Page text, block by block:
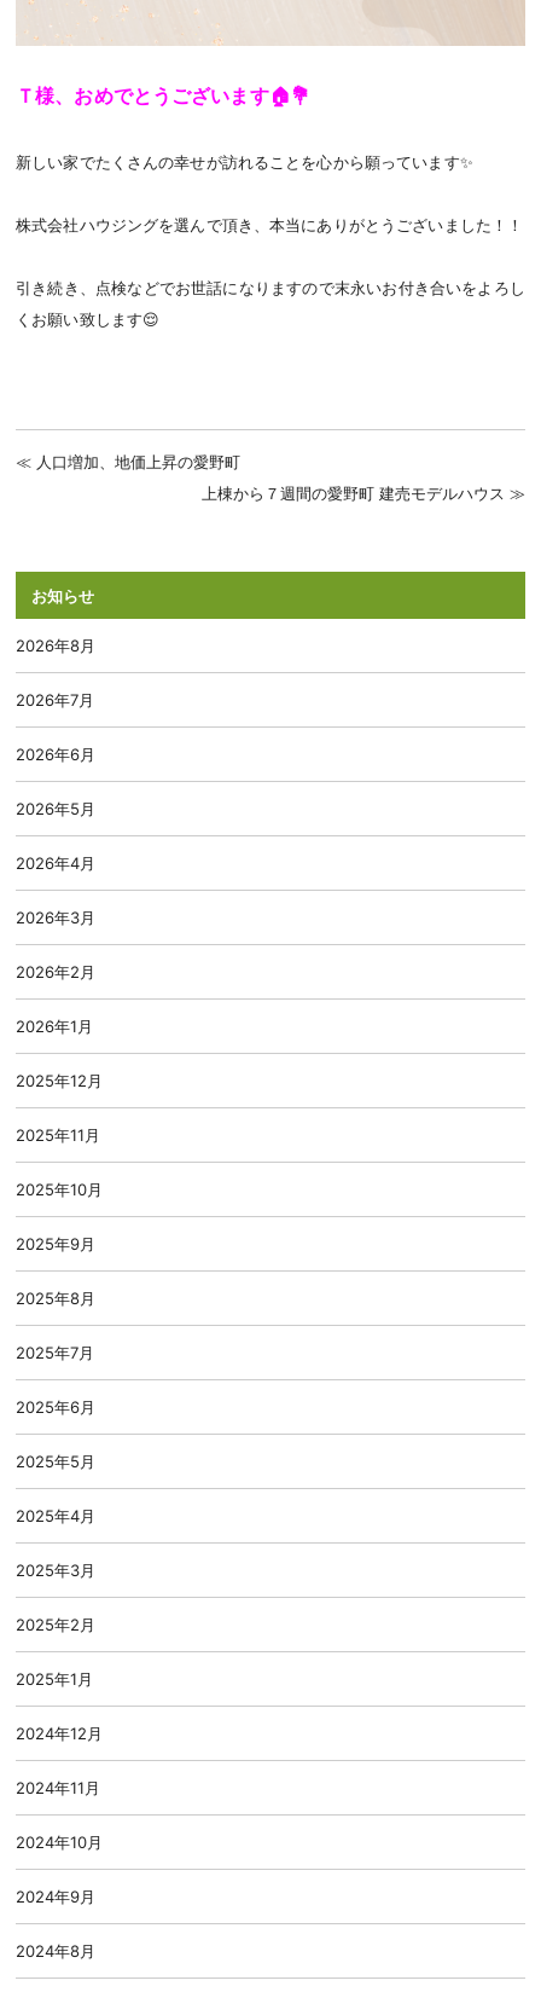
Ｔ様、おめでとうございます🏠💐
新しい家でたくさんの幸せが訪れることを心から願っています✨️
株式会社ハウジングを選んで頂き、本当にありがとうございました！！
引き続き、点検などでお世話になりますので末永いお付き合いをよろし
くお願い致します😌
人口増加、地価上昇の愛野町
上棟から７週間の愛野町 建売モデルハウス
お知らせ
2026年8月
2026年7月
2026年6月
2026年5月
2026年4月
2026年3月
2026年2月
2026年1月
2025年12月
2025年11月
2025年10月
2025年9月
2025年8月
2025年7月
2025年6月
2025年5月
2025年4月
2025年3月
2025年2月
2025年1月
2024年12月
2024年11月
2024年10月
2024年9月
2024年8月